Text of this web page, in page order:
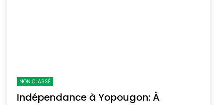
NON CLASSÉ
Indépendance à Yopougon‎: À